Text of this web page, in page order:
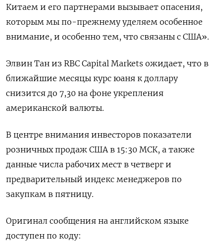
Китаем и его партнерами вызывает опасения,
которым мы по-прежнему уделяем особенное
внимание, и особенно тем, что связаны с США».
Элвин Тан из RBC Capital Markets ожидает, что в
ближайшие месяцы курс юаня к доллару
снизится до 7,30 на фоне укрепления
американской валюты.
В центре внимания инвесторов показатели
розничных продаж США в 15:30 МСК, а также
данные числа рабочих мест в четверг и
предварительный индекс менеджеров по
закупкам в пятницу.
Оригинал сообщения на английском языке
доступен по коду: